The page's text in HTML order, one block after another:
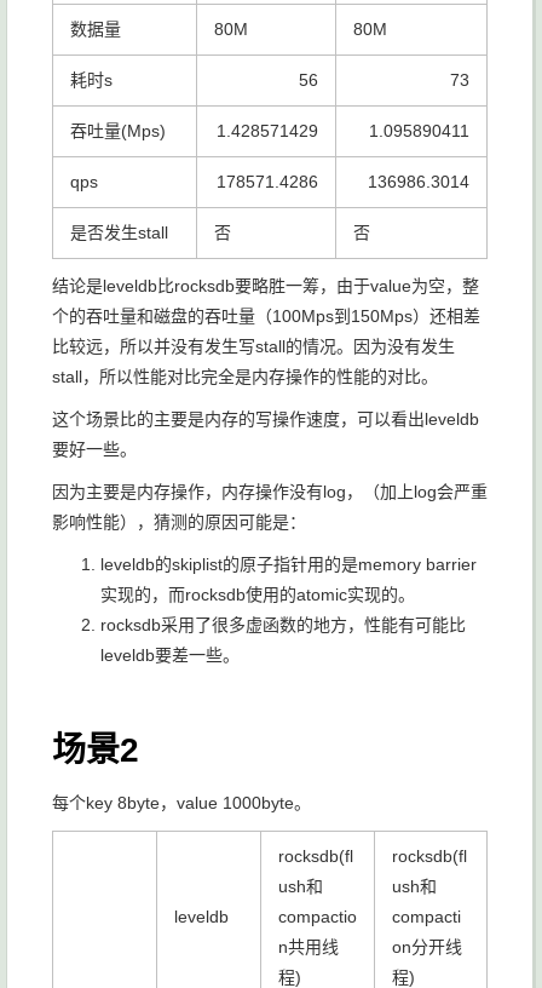
数据量 80M 80M
耗时s 56 73
吞吐量(Mps) 1.428571429 1.095890411
qps 178571.4286 136986.3014
是否发生stall 否 否
结论是leveldb比rocksdb要略胜一筹，由于value为空，整
个的吞吐量和磁盘的吞吐量（100Mps到150Mps）还相差
比较远，所以并没有发生写stall的情况。因为没有发生
stall，所以性能对比完全是内存操作的性能的对比。
这个场景比的主要是内存的写操作速度，可以看出leveldb
要好一些。
因为主要是内存操作，内存操作没有log，（加上log会严重
影响性能），猜测的原因可能是：
leveldb的skiplist的原子指针用的是memory barrier
实现的，而rocksdb使用的atomic实现的。
rocksdb采用了很多虚函数的地方，性能有可能比
leveldb要差一些。
场景2
每个key 8byte，value 1000byte。
leveldb
rocksdb(fl
ush和
compactio
n共用线
程)
rocksdb(fl
ush和
compacti
on分开线
程)